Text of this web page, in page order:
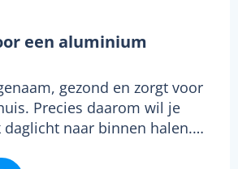
een aluminium
gezond en zorgt voor
Precies daarom wil je
daglicht naar binnen halen.…